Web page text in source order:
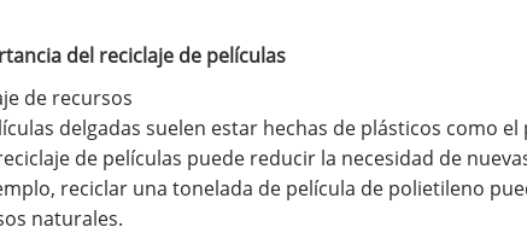
del reciclaje de películas
de recursos
delgadas suelen estar hechas de plásticos como
de películas puede reducir la necesidad de
reciclar una tonelada de película de polietileno
naturales.